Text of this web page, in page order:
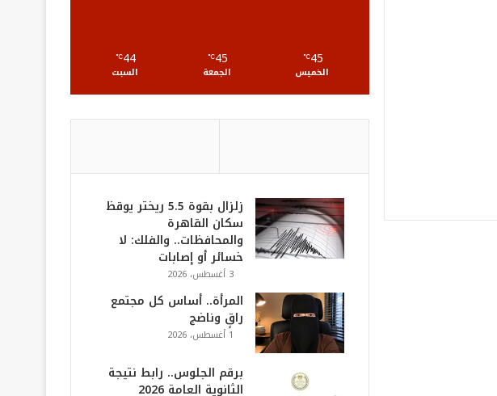
45
℃
الخميس
45
℃
الجمعة
44
℃
السبت
زلزال بقوة 5.5 ريختر يوقظ
سكان القاهرة
والمحافظات.. والفلك: لا
خسائر أو إصابات
3 أغسطس، 2026
المرأة.. أساس كل مجتمع
راقٍ وناضج
1 أغسطس، 2026
برقم الجلوس.. رابط نتيجة
الثانوية العامة 2026